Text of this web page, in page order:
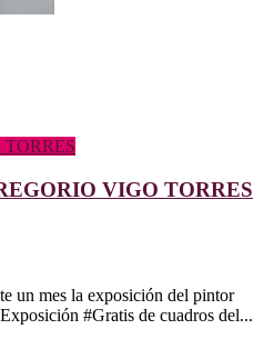
VIGO TORRES
un mes la exposición del pintor
#Gratis de cuadros del...